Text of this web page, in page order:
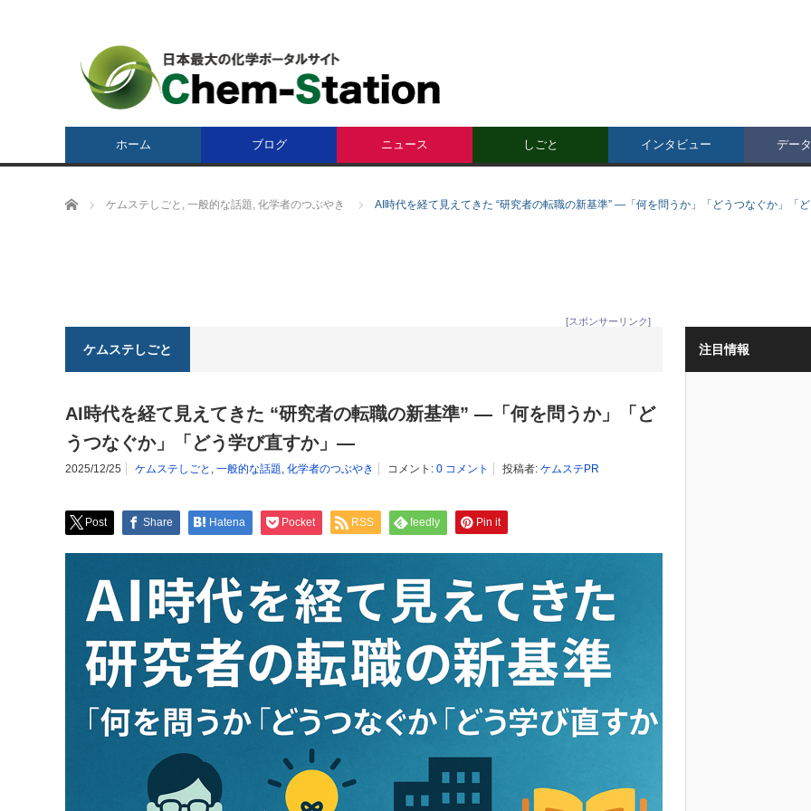
ホーム ブログ ニュース しごと インタビュー デー
ホーム ケムステしごと , 一般的な話題, 化学者のつぶやき AI時代を経て見えてきた “研究者の転職の新基準” —「何を問うか」「どうつなぐか」「
[スポンサーリンク]
ケムステしごと
AI時代を経て見えてきた “研究者の転職の新基準” —「何を問うか」「ど
うつなぐか」「どう学び直すか」—
2025/12/25 ケムステしごと , 一般的な話題, 化学者のつぶやき コメント: 0 コメント 投稿者: ケムステPR
Post Share Hatena Pocket RSS feedly Pin it
注目情報